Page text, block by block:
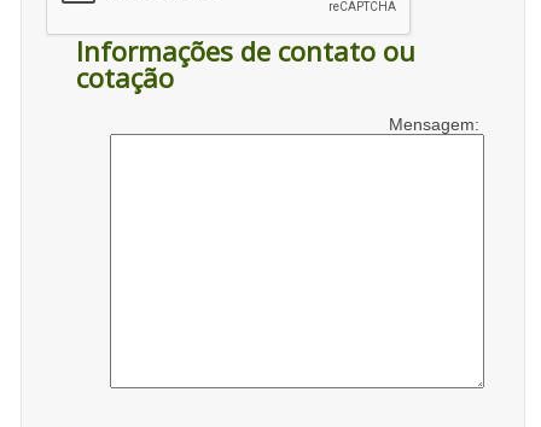
Informações de contato ou
cotação
Mensagem: